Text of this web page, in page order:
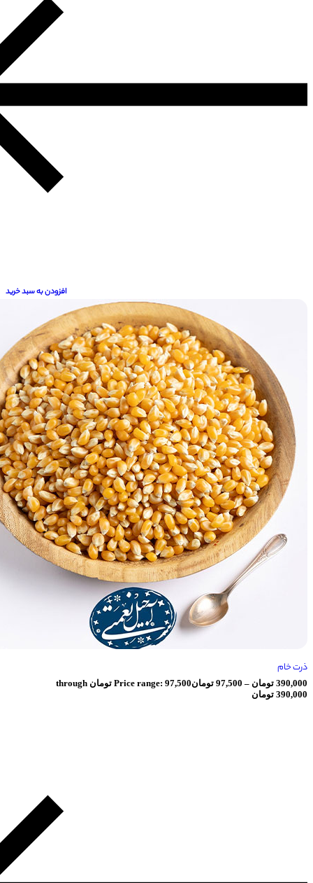
افزودن به سبد خرید
–
97,500 تومان Price range: 97,500 تومان through